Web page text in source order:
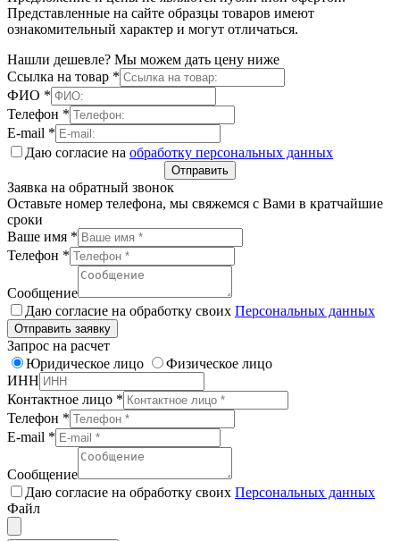
Представленные на сайте образцы товаров имеют
ознакомительный характер и могут отличаться.
Нашли дешевле? Мы можем дать цену ниже
Ссылка на товар *
ФИО *
Телефон *
E-mail *
Даю согласие на обработку персональных данных
Отправить
Заявка на обратный звонок
Оставьте номер телефона, мы свяжемся с Вами в кратчайшие
сроки
Ваше имя *
Телефон *
Сообщение
Даю согласие на обработку своих Персональных данных
Отправить заявку
Запрос на расчет
Юридическое лицо
Физическое лицо
ИНН
Контактное лицо *
Телефон *
E-mail *
Сообщение
Даю согласие на обработку своих Персональных данных
Файл